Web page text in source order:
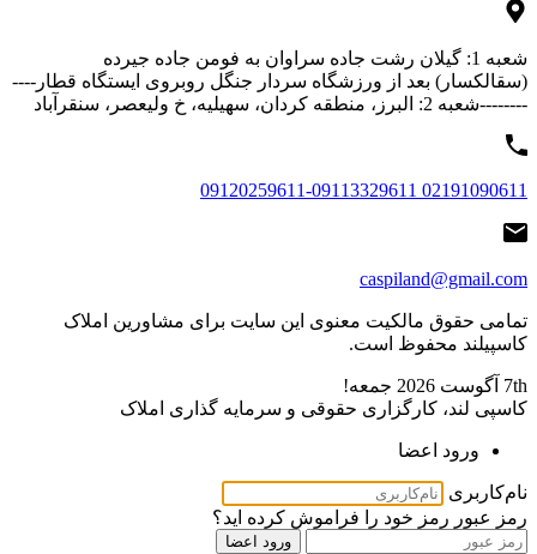
شعبه 1: گیلان رشت جاده سراوان به فومن جاده جیرده
(سقالکسار) بعد از ورزشگاه سردار جنگل روبروی ایستگاه قطار----
--------شعبه 2: البرز، منطقه کردان، سهیلیه، خ ولیعصر، سنقرآباد
02191090611 09120259611-09113329611
caspiland@gmail.com
تمامی حقوق مالکیت معنوی این ‌سایت برای مشاورین املاک
کاسپیلند محفوظ است.
7th آگوست 2026
جمعه!
کاسپی لند، کارگزاری حقوقی و سرمایه گذاری املاک
ورود اعضا
نام‌کاربری
رمز عبور رمز خود را فراموش کرده اید؟
ورود اعضا